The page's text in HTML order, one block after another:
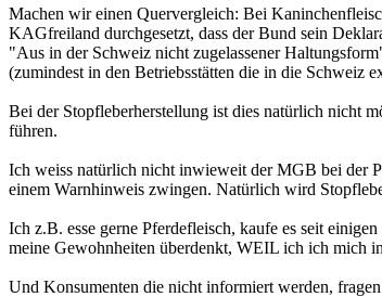
Machen wir einen Quervergleich: Bei
KAGfreiland durchgesetzt, dass der Bund sein
"Aus in der Schweiz nicht zugelassener
(zumindest in den Betriebsstätten die in die Schweiz
Bei der Stopfleberherstellung ist dies natürlich nicht
führen.
Ich weiss natürlich nicht inwieweit der MGB bei der
einem Warnhinweis zwingen. Natürlich wird
Ich z.B. esse gerne Pferdefleisch, kaufe es seit
meine Gewohnheiten überdenkt, WEIL ich ich mich
Und Konsumenten die nicht informiert werden,